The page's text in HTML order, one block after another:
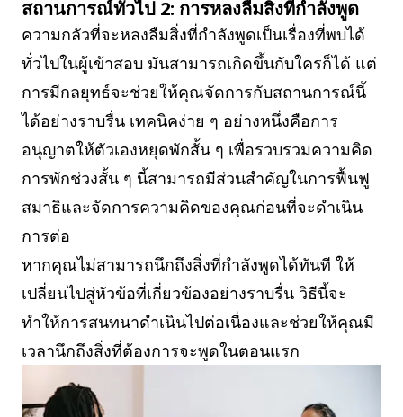
สถานการณ์ทั่วไป 2: การหลงลืมสิ่งที่กำลังพูด
ความกลัวที่จะหลงลืมสิ่งที่กำลังพูดเป็นเรื่องที่พบได้
ทั่วไปในผู้เข้าสอบ มันสามารถเกิดขึ้นกับใครก็ได้ แต่
การมีกลยุทธ์จะช่วยให้คุณจัดการกับสถานการณ์นี้
ได้อย่างราบรื่น เทคนิคง่าย ๆ อย่างหนึ่งคือการ
อนุญาตให้ตัวเองหยุดพักสั้น ๆ เพื่อรวบรวมความคิด
การพักช่วงสั้น ๆ นี้สามารถมีส่วนสำคัญในการฟื้นฟู
สมาธิและจัดการความคิดของคุณก่อนที่จะดำเนิน
การต่อ
หากคุณไม่สามารถนึกถึงสิ่งที่กำลังพูดได้ทันที ให้
เปลี่ยนไปสู่หัวข้อที่เกี่ยวข้องอย่างราบรื่น วิธีนี้จะ
ทำให้การสนทนาดำเนินไปต่อเนื่องและช่วยให้คุณมี
เวลานึกถึงสิ่งที่ต้องการจะพูดในตอนแรก